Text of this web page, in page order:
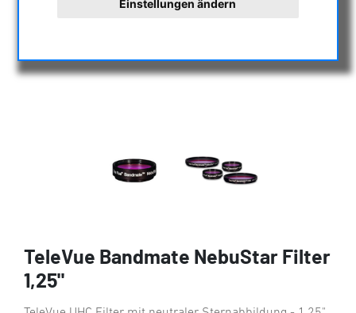
Einstellungen ändern
TeleVue Bandmate NebuStar Filter
1,25"